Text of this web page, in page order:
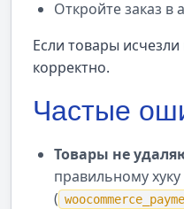
Откройте заказ в
Если товары
корректно.
Частые
Товары не
правильному хуку
(